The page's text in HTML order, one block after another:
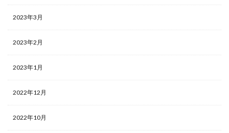
2023年3月
2023年2月
2023年1月
2022年12月
2022年10月